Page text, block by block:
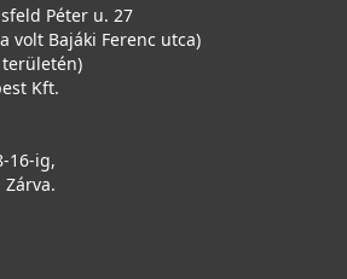
Péter u. 27
volt Bajáki Ferenc utca)
területén)
Kft.
16-ig,